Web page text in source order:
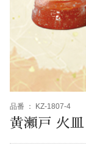
品番 ： KZ-1807-4
黄瀬戸 火皿